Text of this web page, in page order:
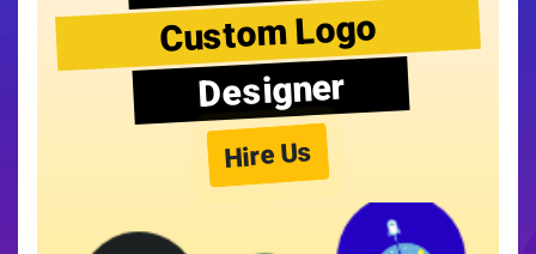
Custom Logo
Designer
Hire Us